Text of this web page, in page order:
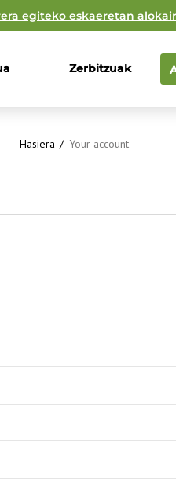
egiteko eskaeretan
Zerbitzuak
Hasiera / Your account